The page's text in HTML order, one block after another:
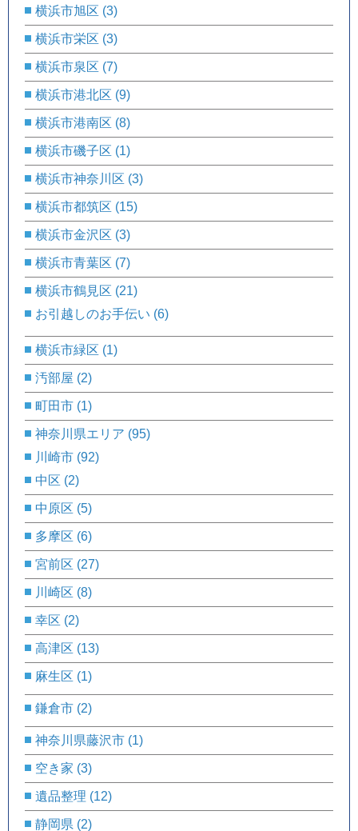
横浜市旭区 (3)
横浜市栄区 (3)
横浜市泉区 (7)
横浜市港北区 (9)
横浜市港南区 (8)
横浜市磯子区 (1)
横浜市神奈川区 (3)
横浜市都筑区 (15)
横浜市金沢区 (3)
横浜市青葉区 (7)
横浜市鶴見区 (21)
お引越しのお手伝い (6)
横浜市緑区 (1)
汚部屋 (2)
町田市 (1)
神奈川県エリア (95)
川崎市 (92)
中区 (2)
中原区 (5)
多摩区 (6)
宮前区 (27)
川崎区 (8)
幸区 (2)
高津区 (13)
麻生区 (1)
鎌倉市 (2)
神奈川県藤沢市 (1)
空き家 (3)
遺品整理 (12)
静岡県 (2)